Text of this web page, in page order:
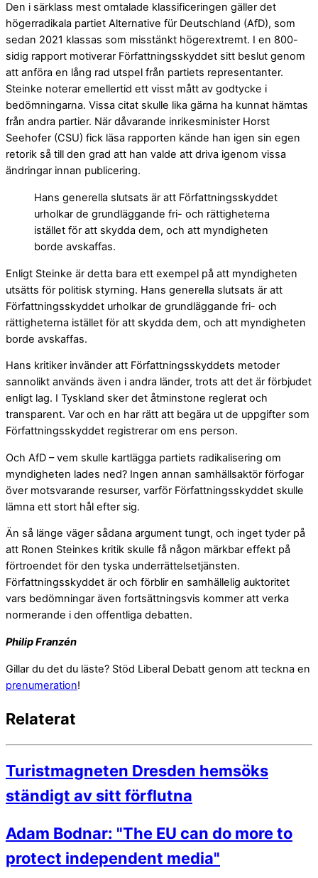
Den i särklass mest omtalade klassificeringen gäller det
högerradikala partiet Alternative für Deutschland (AfD), som
sedan 2021 klassas som misstänkt högerextremt. I en 800-
sidig rapport motiverar Författningsskyddet sitt beslut genom
att anföra en lång rad utspel från partiets representanter.
Steinke noterar emellertid ett visst mått av godtycke i
bedömningarna. Vissa citat skulle lika gärna ha kunnat hämtas
från andra partier. När dåvarande inrikesminister Horst
Seehofer (CSU) fick läsa rapporten kände han igen sin egen
retorik så till den grad att han valde att driva igenom vissa
ändringar innan publicering.
Hans generella slutsats är att Författningsskyddet
urholkar de grundläggande fri- och rättigheterna
istället för att skydda dem, och att myndigheten
borde avskaffas.
Enligt Steinke är detta bara ett exempel på att myndigheten
utsätts för politisk styrning. Hans generella slutsats är att
Författningsskyddet urholkar de grundläggande fri- och
rättigheterna istället för att skydda dem, och att myndigheten
borde avskaffas.
Hans kritiker invänder att Författningsskyddets metoder
sannolikt används även i andra länder, trots att det är förbjudet
enligt lag. I Tyskland sker det åtminstone reglerat och
transparent. Var och en har rätt att begära ut de uppgifter som
Författningsskyddet registrerar om ens person.
Och AfD – vem skulle kartlägga partiets radikalisering om
myndigheten lades ned? Ingen annan samhällsaktör förfogar
över motsvarande resurser, varför Författningsskyddet skulle
lämna ett stort hål efter sig.
Än så länge väger sådana argument tungt, och inget tyder på
att Ronen Steinkes kritik skulle få någon märkbar effekt på
förtroendet för den tyska underrättelsetjänsten.
Författningsskyddet är och förblir en samhällelig auktoritet
vars bedömningar även fortsättningsvis kommer att verka
normerande i den offentliga debatten.
Philip Franzén
Gillar du det du läste? Stöd Liberal Debatt genom att teckna en
prenumeration!
Relaterat
Turistmagneten Dresden hemsöks
ständigt av sitt förflutna
Adam Bodnar: "The EU can do more to
protect independent media"